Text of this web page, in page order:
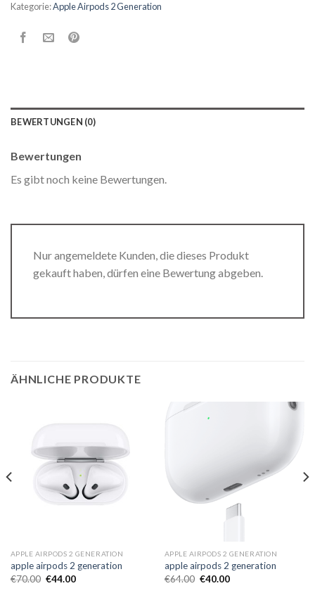
Kategorie:Apple Airpods 2 Generation
BEWERTUNGEN (0)
Bewertungen
Es gibt noch keine Bewertungen.
Nur angemeldete Kunden, die dieses Produkt
gekauft haben, dürfen eine Bewertung abgeben.
ÄHNLICHE PRODUKTE
APPLE AIRPODS 2 GENERATION
apple airpods 2 generation
€70.00 €44.00
APPLE AIRPODS 2 GENERATION
apple airpods 2 generation
€64.00 €40.00